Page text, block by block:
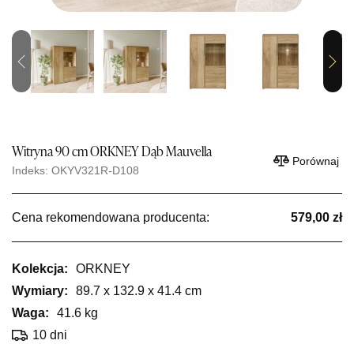
Previous Next
Witryna 90 cm ORKNEY Dąb Mauvella
Indeks: OKYV321R-D108
Porównaj
Cena rekomendowana producenta: 579,00 zł
Kolekcja:
ORKNEY
Wymiary:
89.7 x 132.9 x 41.4 cm
Waga:
41.6 kg
10 dni